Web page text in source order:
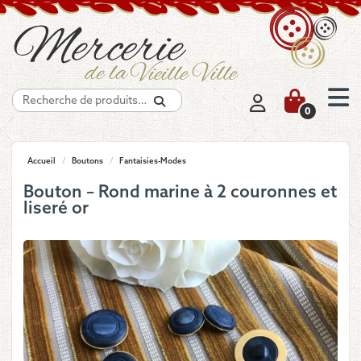
Recherche
0
Accueil / Boutons / Fantaisies-Modes
Bouton – Rond marine à 2 couronnes et
liseré or